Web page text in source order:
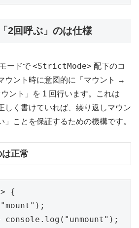
2回呼ぶ」のは仕様
ードで <StrictMode> 配下のコ
ウント時に意図的に「マウント →
ント」を 1 回行います。これは
しく書けていれば、繰り返しマウン
」ことを保証するための機構です。
正常
{
console.log("unmount");